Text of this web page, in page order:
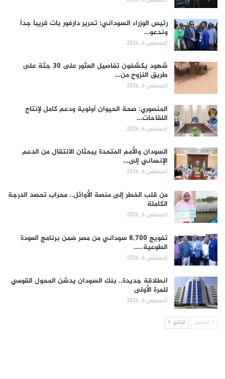
رئيس الوزراء السوداني: تحرير دارفور بات قريباً جداً
وندعو…
أغسطس 6, 2026
شهود يكشفون تفاصيل العثور على 30 جثة على
طريق النزوح من…
أغسطس 6, 2026
المنصوري: صحة الحيوان أولوية ودعم كامل لإنتاج
اللقاحات…
أغسطس 6, 2026
السودان والأمم المتحدة يبحثان الانتقال من الدعم
الإنساني إلى…
أغسطس 6, 2026
من قلب الخطر إلى منصة الأوائل.. محراب تحصد الدرجة
الكاملة
أغسطس 6, 2026
تفويج 8,700 سوداني من مصر ضمن برنامج العودة
الطوعية..…
أغسطس 6, 2026
انطلاقة جديدة.. بنك السودان يدشن المحول القومي
للمرة الأولى
أغسطس 6, 2026
السابق التالي